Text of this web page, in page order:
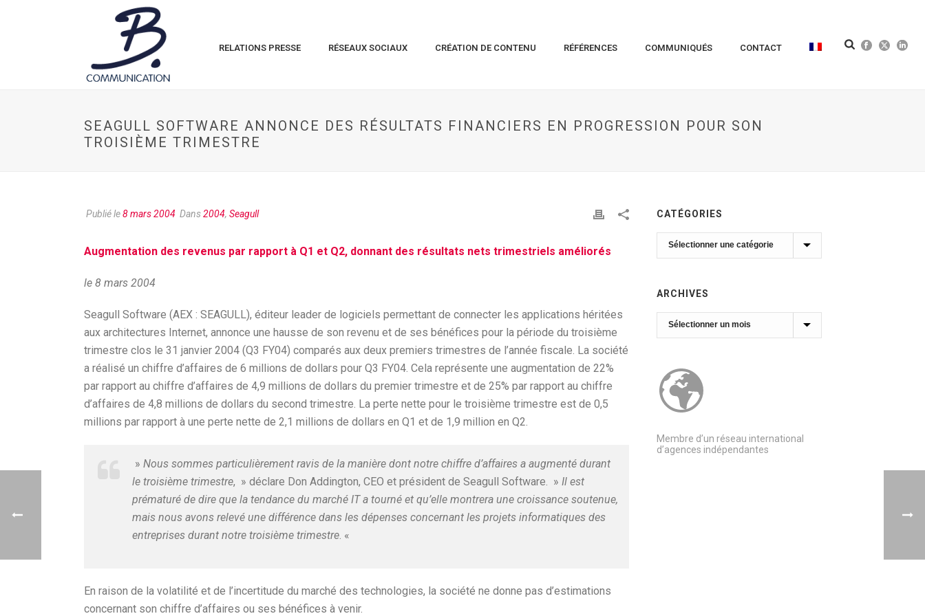
RELATIONS PRESSE RÉSEAUX SOCIAUX CRÉATION DE CONTENU RÉFÉRENCES COMMUNIQUÉS CONTACT
SEAGULL SOFTWARE ANNONCE DES RÉSULTATS FINANCIERS EN PROGRESSION POUR SON
TROISIÈME TRIMESTRE
Publié le8 mars 2004 Dans2004, Seagull
Augmentation des revenus par rapport à Q1 et Q2, donnant des résultats nets trimestriels améliorés
le 8 mars 2004
Seagull Software (AEX : SEAGULL), éditeur leader de logiciels permettant de connecter les applications héritées
aux architectures Internet, annonce une hausse de son revenu et de ses bénéfices pour la période du troisième
trimestre clos le 31 janvier 2004 (Q3 FY04) comparés aux deux premiers trimestres de l’année fiscale. La société
a réalisé un chiffre d’affaires de 6 millions de dollars pour Q3 FY04. Cela représente une augmentation de 22%
par rapport au chiffre d’affaires de 4,9 millions de dollars du premier trimestre et de 25% par rapport au chiffre
d’affaires de 4,8 millions de dollars du second trimestre. La perte nette pour le troisième trimestre est de 0,5
millions par rapport à une perte nette de 2,1 millions de dollars en Q1 et de 1,9 million en Q2.
» Nous sommes particulièrement ravis de la manière dont notre chiffre d’affaires a augmenté durant
le troisième trimestre, » déclare Don Addington, CEO et président de Seagull Software. » Il est
prématuré de dire que la tendance du marché IT a tourné et qu’elle montrera une croissance soutenue,
mais nous avons relevé une différence dans les dépenses concernant les projets informatiques des
entreprises durant notre troisième trimestre. «
En raison de la volatilité et de l’incertitude du marché des technologies, la société ne donne pas d’estimations
concernant son chiffre d’affaires ou ses bénéfices à venir.
CATÉGORIES
Catégories
ARCHIVES
Archives
Membre d’un réseau international
d’agences indépendantes